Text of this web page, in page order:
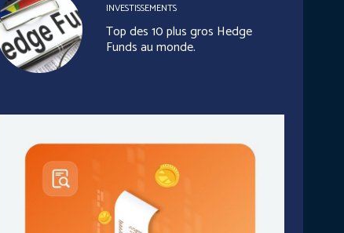
INVESTISSEMENTS
Top des 10 plus gros Hedge
Funds au monde.